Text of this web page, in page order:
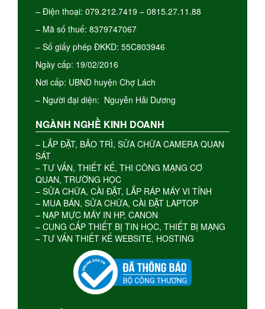
– Điện thoại: 079.212.7419 – 0815.27.11.88
– Mã số thuế: 8379747067
– Số giấy phép ĐKKD: 55C803946
Ngày cấp: 19/02/2016
Nơi cấp: UBND huyện Chợ Lách
– Người đại diện: Nguyễn Hải Dương
NGÀNH NGHỀ KINH DOANH
– LẮP ĐẶT, BẢO TRÌ, SỬA CHỮA CAMERA QUAN
SÁT
– TƯ VẤN, THIẾT KẾ, THI CÔNG MẠNG CƠ
QUAN, TRƯỜNG HỌC
– SỬA CHỮA, CÀI ĐẶT, LẮP RÁP MÁY VI TÍNH
– MUA BÁN, SỬA CHỮA, CÀI ĐẶT LAPTOP
– NẠP MỰC MÁY IN HP, CANON
– CUNG CẤP THIẾT BỊ TIN HỌC, THIẾT BỊ MẠNG
– TƯ VẤN THIẾT KẾ WEBSITE, HOSTING